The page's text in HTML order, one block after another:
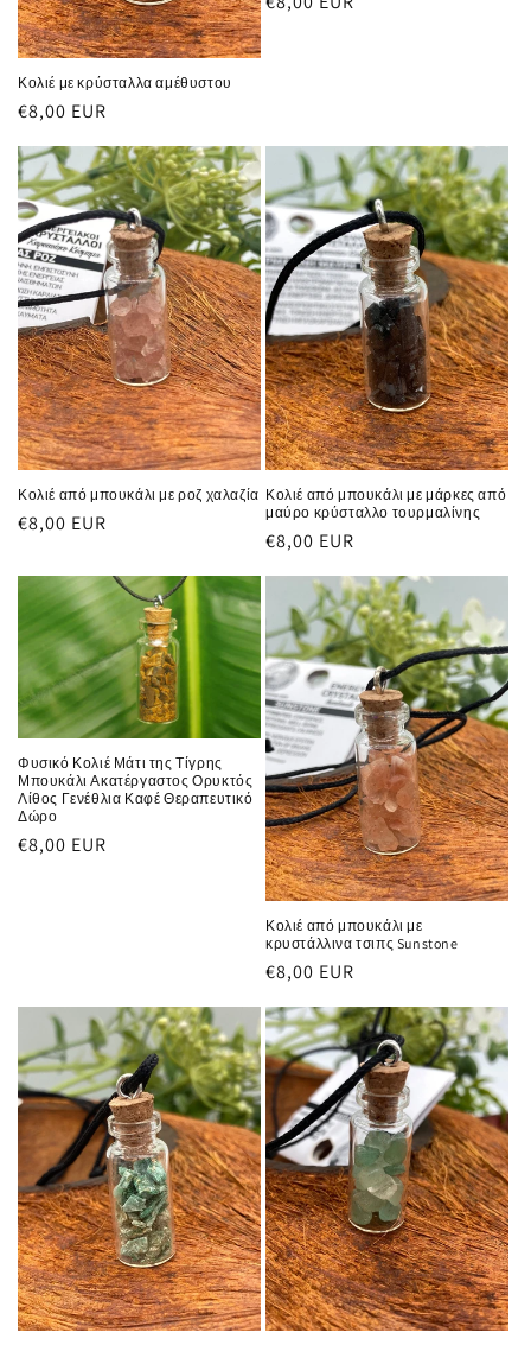
Κολιέ με κρύσταλλα αμέθυστου
Κανονική
€8,00 EUR
Κολιέ από μπουκάλι με ροζ χαλαζία
Κανονική
€8,00 EUR
Κολιέ από μπουκάλι με μάρκες από
μαύρο κρύσταλλο τουρμαλίνης
Κανονική
τιμή
€8,00 EUR
Φυσικό Κολιέ Μάτι της Τίγρης
Μπουκάλι Ακατέργαστος Ορυκτός
Λίθος Γενέθλια Καφέ Θεραπευτικό
Δώρο
Κανονική
€8,00 EUR
Κολιέ από μπουκάλι με
κρυστάλλινα τσιπς Sunstone
Κανονική
€8,00 EUR